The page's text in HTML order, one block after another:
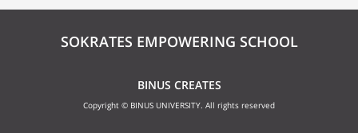
SOKRATES EMPOWERING SCHOOL
BINUS CREATES
Copyright © BINUS UNIVERSITY. All rights reserved